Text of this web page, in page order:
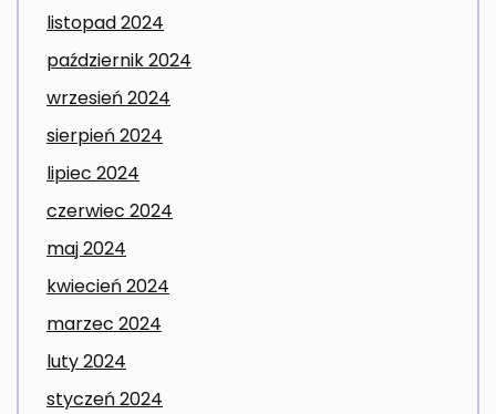
listopad 2024
październik 2024
wrzesień 2024
sierpień 2024
lipiec 2024
czerwiec 2024
maj 2024
kwiecień 2024
marzec 2024
luty 2024
styczeń 2024